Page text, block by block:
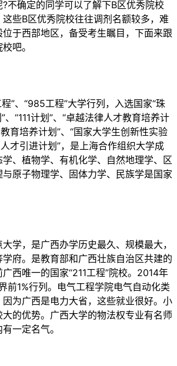
不确定的同学可以了解下B区优秀院校
些B区优秀院校往往调剂名额较多，难
于西部地区，备受考生瞩目，下面来跟
吧。
”、“985工程”大学行列，入选国家“珠
、“111计划”、“卓越法律人才教育培养计
育培养计划”、“国家大学生创新性实验
才引进计划”，是上海合作组织大学成
、植物学、有机化学、自然地理学、区
原子物理学、固体力学、民族学是国家
学，是广西办学历史最久、规模最大，
府。是教育部和广西壮族自治区共建的
西唯一的国家“211工程”院校。2014年
前1%行列。电气工程学院电气自动化类
为广西是电力大省，这些就业很好。小
的优势。广西大学的物法权专业有名师
一定名气。